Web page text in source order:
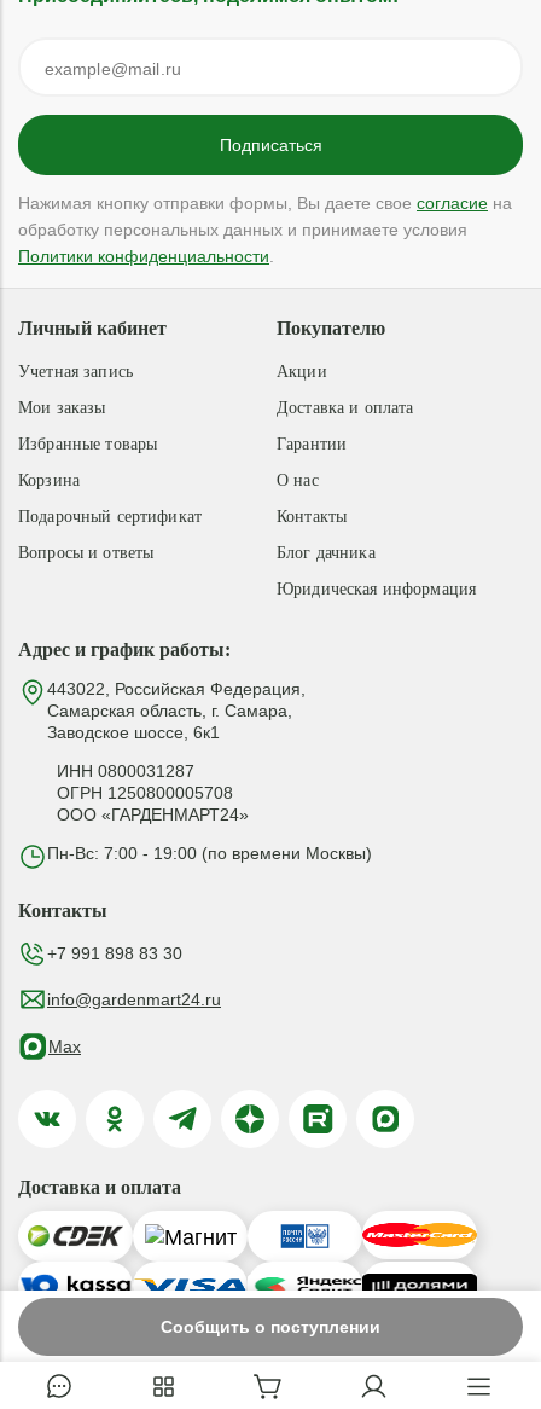
Сообщить о поступлении
Нажимая кнопку отправки формы, Вы даете свое согласие на
обработку персональных данных и принимаете условия
Политики конфиденциальности
Адрес и график работы:
443022, Российская Федерация,
Самарская область, г. Самара,
Заводское шоссе, 6к1
ИНН 0800031287
ОГРН 1250800005708
ООО «ГАРДЕНМАРТ24»
Пн-Вс: 7:00 - 19:00 (по времени Москвы)
Покупателю
Акции
Доставка и оплата
Гарантии
О нас
Контакты
Блог дачника
Юридическая информация
Личный кабинет
Учетная запись
Мои заказы
Избранные товары
Корзина
Подарочный сертификат
Вопросы и ответы
Контакты
+7 991 898 83 30
info@gardenmart24.ru
Max
Доставка и оплата
© 2019-2026 ООО «ГАРДЕНМАРТ24»